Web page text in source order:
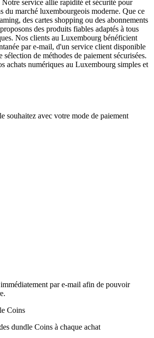
Notre service allie rapidité et sécurité pour
du marché luxembourgeois moderne. Que ce
des cartes shopping ou des abonnements
des produits fiables adaptés à tous
Nos clients au Luxembourg bénéficient
par e-mail, d'un service client disponible
sélection de méthodes de paiement sécurisées.
achats numériques au Luxembourg simples et
souhaitez avec votre mode de paiement
par e-mail afin de pouvoir
Coins
dundle Coins à chaque achat